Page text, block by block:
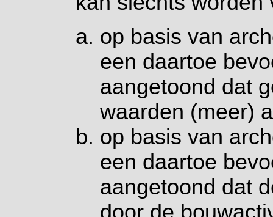
op basis van
een daartoe
aangetoond dat
waarden (meer)
op basis van
een daartoe
aangetoond dat